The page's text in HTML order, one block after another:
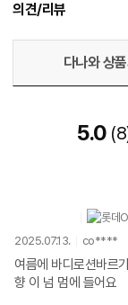
의견/리뷰
다나와 상
5.0 8
2025.07.13. co****
여름에 바디로션바르
향 이 넘 멈에 들어요